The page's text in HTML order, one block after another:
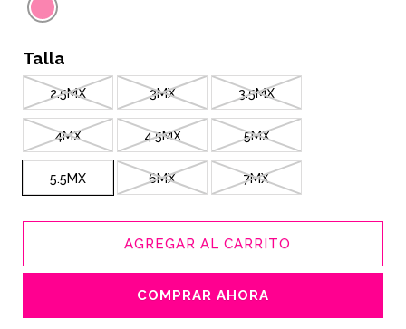
Talla
2.5MX 3MX 3.5MX
4MX 4.5MX 5MX
5.5MX 6MX 7MX
AGREGAR AL CARRITO
COMPRAR AHORA